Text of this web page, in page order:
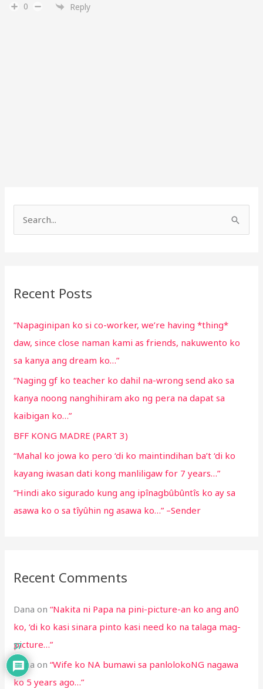
0 Reply
c
f
o
r
:
Recent Posts
“Napaginipan ko si co-worker, we’re having *thing*
daw, since close naman kami as friends, nakuwento ko
sa kanya ang dream ko…”
“Naging gf ko teacher ko dahil na-wrong send ako sa
kanya noong nanghihiram ako ng pera na dapat sa
kaibigan ko…”
BFF KONG MADRE (PART 3)
“Mahal ko jowa ko pero ‘di ko maintindihan ba’t ‘di ko
kayang iwasan dati kong manliligaw for 7 years…”
“Hindi ako sigurado kung ang ipînagbûbûntîs ko ay sa
asawa ko o sa tîyûhin ng asawa ko…” –Sender
Recent Comments
Dana on“Nakita ni Papa na pini-picture-an ko ang an0
ko, ‘di ko kasi sinara pinto kasi need ko na talaga mag-
picture…”
Dana on“Wife ko NA bumawi sa panlolokoNG nagawa
ko 5 years ago…”
37